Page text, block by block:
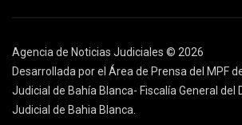
Agencia de Noticias Judiciales © 2026
Desarrollada por el Área de Prensa del MPF
Judicial de Bahía Blanca- Fiscalía General del
Judicial de Bahia Blanca.